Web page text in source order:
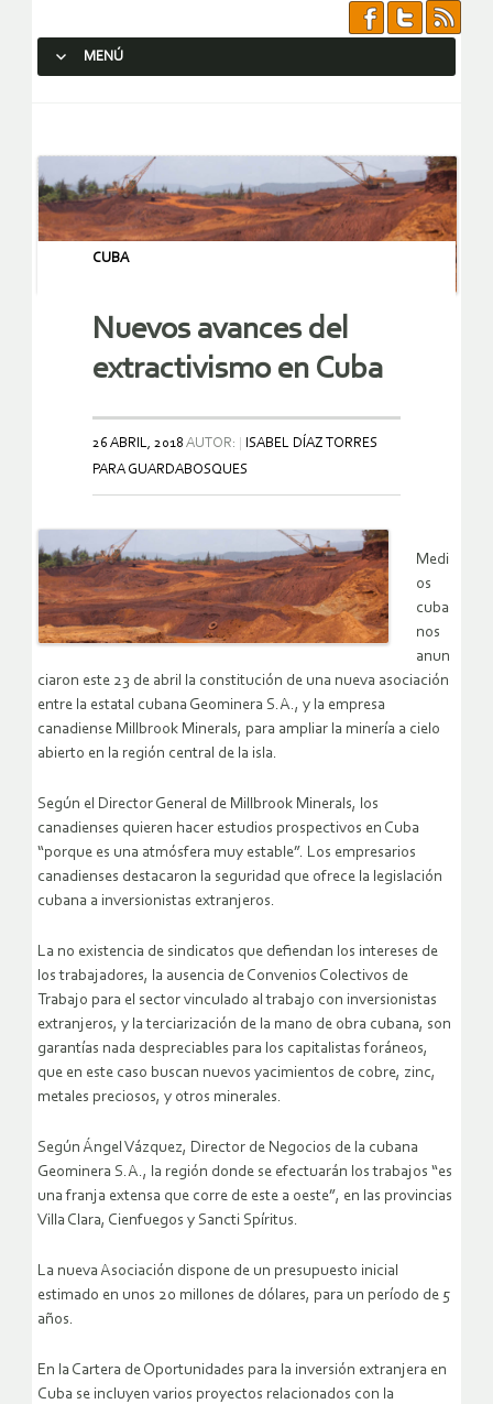
MENÚ
CUBA
Nuevos avances del
extractivismo en Cuba
26 ABRIL, 2018 AUTOR:
ISABEL DÍAZ TORRES
PARA GUARDABOSQUES
Medi
os
cuba
nos
anun
ciaron este 23 de abril la constitución de una nueva asociación
entre la estatal cubana Geominera S.A., y la empresa
canadiense Millbrook Minerals, para ampliar la minería a cielo
abierto en la región central de la isla.
Según el Director General de Millbrook Minerals, los
canadienses quieren hacer estudios prospectivos en Cuba
“porque es una atmósfera muy estable”. Los empresarios
canadienses destacaron la seguridad que ofrece la legislación
cubana a inversionistas extranjeros.
La no existencia de sindicatos que defiendan los intereses de
los trabajadores, la ausencia de Convenios Colectivos de
Trabajo para el sector vinculado al trabajo con inversionistas
extranjeros, y la terciarización de la mano de obra cubana, son
garantías nada despreciables para los capitalistas foráneos,
que en este caso buscan nuevos yacimientos de cobre, zinc,
metales preciosos, y otros minerales.
Según Ángel Vázquez, Director de Negocios de la cubana
Geominera S.A., la región donde se efectuarán los trabajos “es
una franja extensa que corre de este a oeste”, en las provincias
Villa Clara, Cienfuegos y Sancti Spíritus.
La nueva Asociación dispone de un presupuesto inicial
estimado en unos 20 millones de dólares, para un período de 5
años.
En la Cartera de Oportunidades para la inversión extranjera en
Cuba se incluyen varios proyectos relacionados con la